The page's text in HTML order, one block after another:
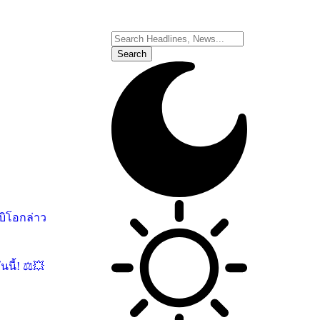
ล่าว
นนี้!